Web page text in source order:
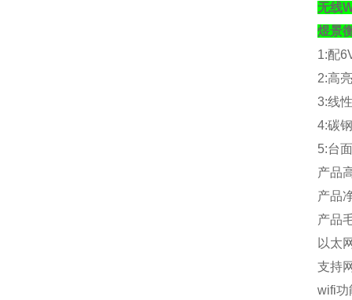
无线
煜景
1:配
2:高
3:线
4:碳
5:台
产品
产品
产品
以太
支持
wifi功